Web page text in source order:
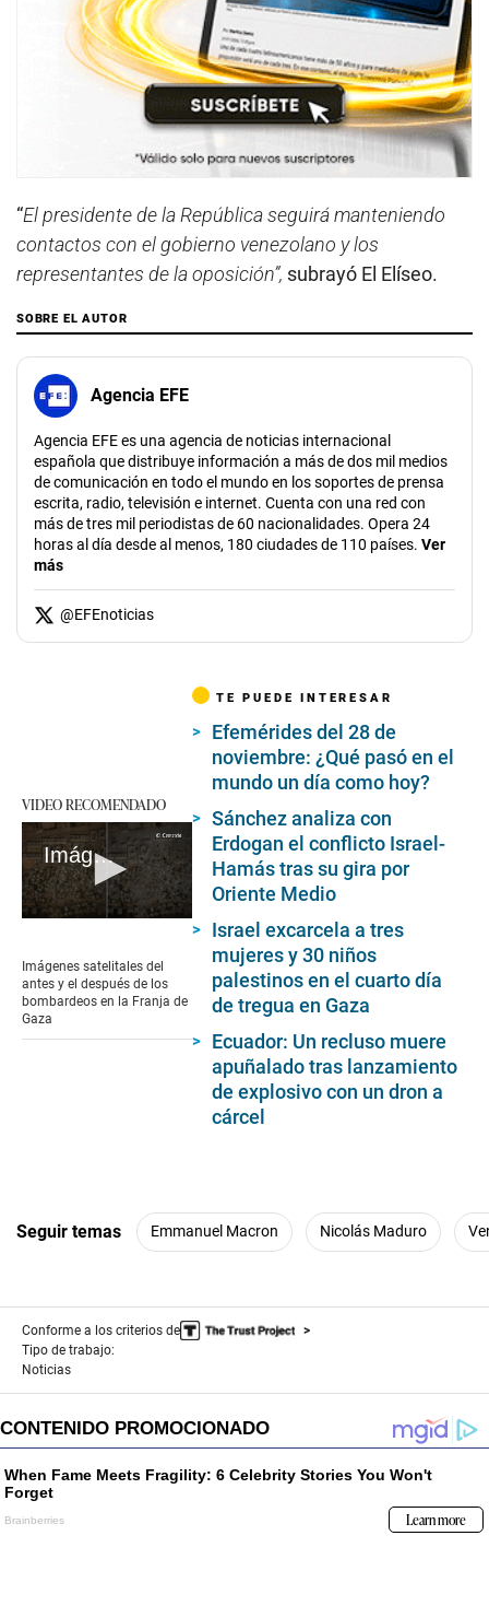
“El presidente de la República seguirá manteniendo
contactos con el gobierno venezolano y los
representantes de la oposición”, subrayó El Elíseo.
SOBRE EL AUTOR
Agencia EFE
Agencia EFE es una agencia de noticias internacional
española que distribuye información a más de dos mil medios
de comunicación en todo el mundo en los soportes de prensa
escrita, radio, televisión e internet. Cuenta con una red con
más de tres mil periodistas de 60 nacionalidades. Opera 24
horas al día desde al menos, 180 ciudades de 110 países. Ver
más
@EFEnoticias
VIDEO RECOMENDADO
Imágenes satelitales del antes y el después de los bombardeos en la Franja de Gaza
of
1
minute,
15
Imágenes satelitales del
antes y el después de los
bombardeos en la Franja de
Gaza
TE PUEDE INTERESAR
Efemérides del 28 de
noviembre: ¿Qué pasó en el
mundo un día como hoy?
Sánchez analiza con
Erdogan el conflicto Israel-
Hamás tras su gira por
Oriente Medio
Israel excarcela a tres
mujeres y 30 niños
palestinos en el cuarto día
de tregua en Gaza
Ecuador: Un recluso muere
apuñalado tras lanzamiento
de explosivo con un dron a
cárcel
Seguir temas Emmanuel Macron Nicolás Maduro
Conforme a los criterios de
Tipo de trabajo:
Noticias